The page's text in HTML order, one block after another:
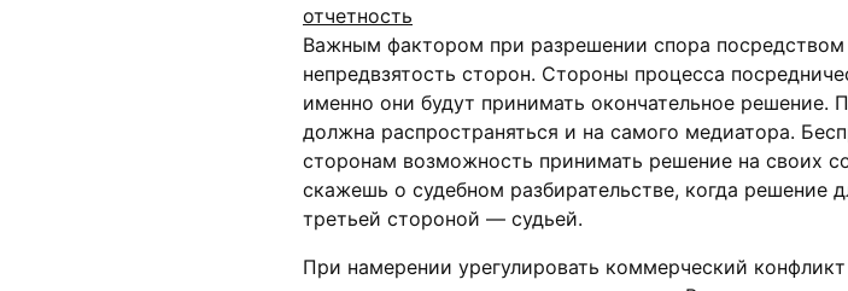
отчетность
Важным фактором при разрешении спора посредством
непредвзятость сторон. Стороны процесса
именно они будут принимать окончательное решение.
должна распространяться и на самого медиатора.
сторонам возможность принимать решение на своих
скажешь о судебном разбирательстве, когда решение
третьей стороной — судьей.
При намерении урегулировать коммерческий